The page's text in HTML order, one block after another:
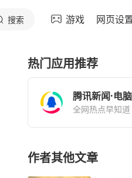
搜索 游戏 网页设
热门应用推荐
腾讯新闻·电
全网热点早知道
作者其他文章